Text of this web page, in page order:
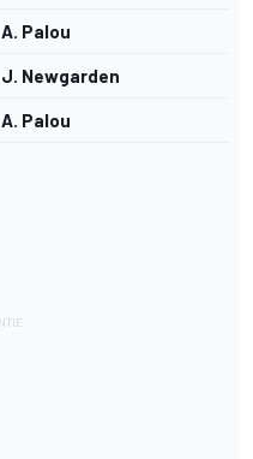
A. Palou
J. Newgarden
A. Palou